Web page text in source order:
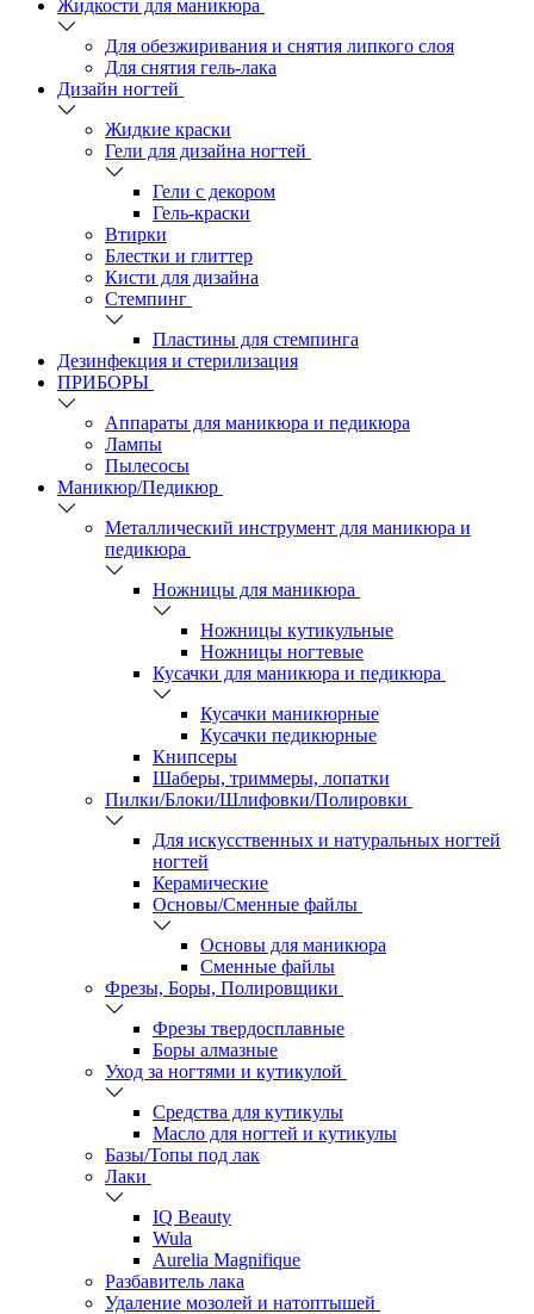
Жидкости для маникюра
Для обезжиривания и снятия липкого слоя
Для снятия гель-лака
Дизайн ногтей
Жидкие краски
Гели для дизайна ногтей
Гели с декором
Гель-краски
Втирки
Блестки и глиттер
Кисти для дизайна
Стемпинг
Пластины для стемпинга
Дезинфекция и стерилизация
ПРИБОРЫ
Аппараты для маникюра и педикюра
Лампы
Пылесосы
Маникюр/Педикюр
Металлический инструмент для маникюра и
педикюра
Ножницы для маникюра
Ножницы кутикульные
Ножницы ногтевые
Кусачки для маникюра и педикюра
Кусачки маникюрные
Кусачки педикюрные
Книпсеры
Шаберы, триммеры, лопатки
Пилки/Блоки/Шлифовки/Полировки
Для искусственных и натуральных ногтей
ногтей
Керамические
Основы/Сменные файлы
Основы для маникюра
Сменные файлы
Фрезы, Боры, Полировщики
Фрезы твердосплавные
Боры алмазные
Уход за ногтями и кутикулой
Средства для кутикулы
Масло для ногтей и кутикулы
Базы/Топы под лак
Лаки
IQ Beauty
Wula
Aurelia Magnifique
Разбавитель лака
Удаление мозолей и натоптышей